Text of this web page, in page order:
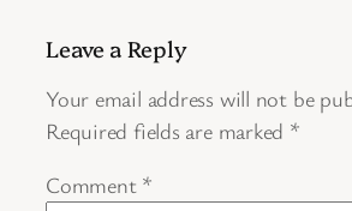
Leave a Reply
Your email address will not be
Required fields are marked *
Comment *